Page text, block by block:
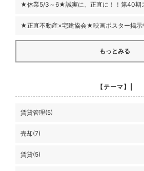
★休業5/3～6★誠実に、正直に！！第40期
★正直不動産×宅建協会★映画ポスター掲
もっとみる
【テーマ】|
賃貸管理(5)
売却(7)
賃貸(5)